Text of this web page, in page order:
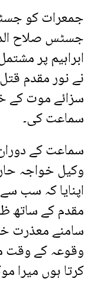
جمعرات کو
جسٹس صلاح
نے نور مقدم
سزائے موت کے
سماعت کی۔
سماعت کے
وکیل خواجہ
اپنایا کہ سب
مقدم کے ساتھ
سامنے معذرت
وقوعہ کے وقت
کرتا ہوں میرا